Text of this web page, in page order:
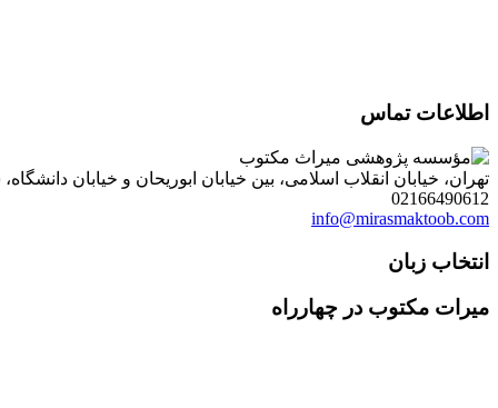
اطلاعات تماس
تهران، خیابان انقلاب اسلامی، بین خیابان ابوریحان و خیابان دانشگاه، شمارۀ 1182 (ساختمان فروردین)، طبقۀ دوم، واحد 8 ، روابط عمومی مؤسسه پژوهی میراث مکتوب؛
02166490612
info@mirasmaktoob.com
انتخاب زبان
میرات مکتوب در چهارراه